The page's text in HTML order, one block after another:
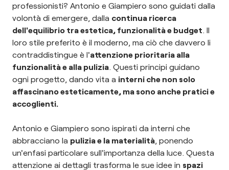
professionisti? Antonio e Giampiero sono guidati dalla
volontà di emergere, dalla continua ricerca
dell'equilibrio tra estetica, funzionalità e budget. Il
loro stile preferito è il moderno, ma ciò che davvero li
contraddistingue è l'attenzione prioritaria alla
funzionalità e alla pulizia. Questi principi guidano
ogni progetto, dando vita a interni che non solo
affascinano esteticamente, ma sono anche pratici e
accoglienti.
Antonio e Giampiero sono ispirati da interni che
abbracciano la pulizia e la materialità, ponendo
un'enfasi particolare sull'importanza della luce. Questa
attenzione ai dettagli trasforma le sue idee in spazi